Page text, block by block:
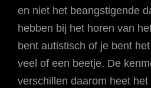
en niet het beangstigende
hebben bij het horen van
bent autistisch of je bent
veel of een beetje. De
verschillen daarom heet het